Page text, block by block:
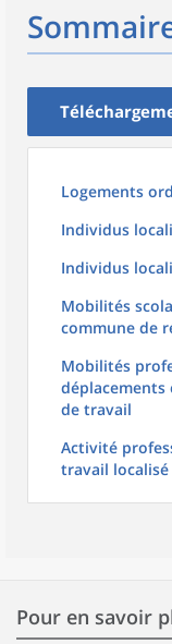
Logements
Individus
Individus
Mobilités
commune de
Mobilités
déplacements
de travail
Activité
travail
Pour en savoir